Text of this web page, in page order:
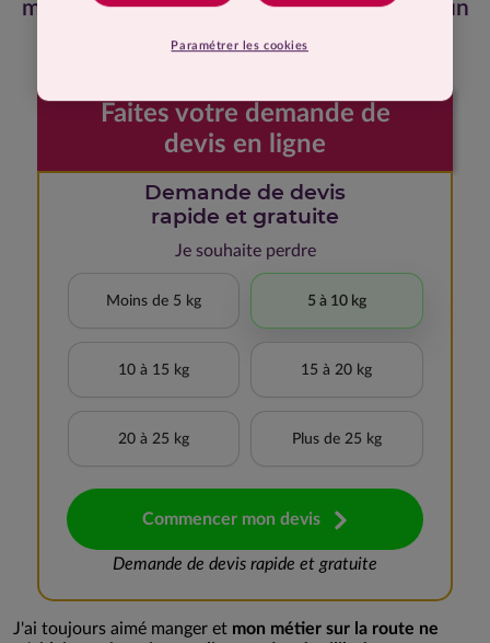
mes 28 kilos. Ça change la vie. Ça change un
homme !
Faites votre demande de
devis en ligne
Demande de devis
rapide et gratuite
Je souhaite perdre
Moins de 5 kg 5 à 10 kg
10 à 15 kg 15 à 20 kg
20 à 25 kg Plus de 25 kg
Commencer mon devis
Demande de devis rapide et gratuite
J'ai toujours aimé manger et mon métier sur la route ne
Paramétrer les cookies